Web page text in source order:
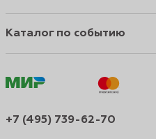
Каталог по событию
+7 (495) 739-62-70